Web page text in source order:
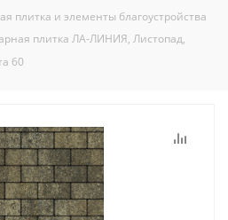
плитка и элементы благоустройства
плитка ЛА-ЛИНИЯ, Листопад,
60